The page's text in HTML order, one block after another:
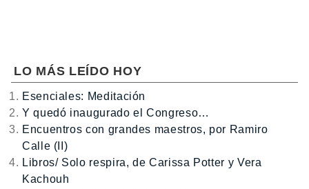
LO MÁS LEÍDO HOY
Esenciales: Meditación
Y quedó inaugurado el Congreso…
Encuentros con grandes maestros, por Ramiro
Calle (II)
Libros/ Solo respira, de Carissa Potter y Vera
Kachouh